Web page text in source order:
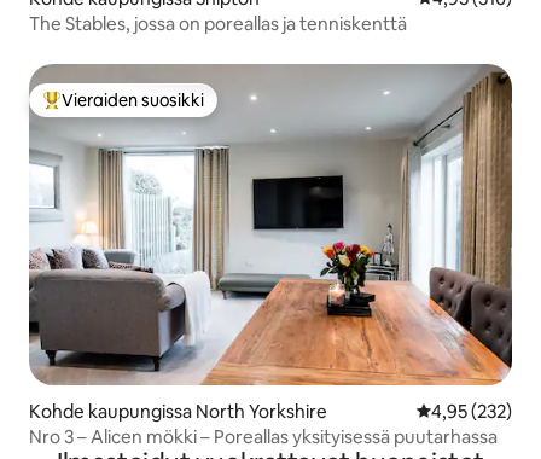
The Stables, jossa on poreallas ja tenniskenttä
Vieraiden suosikkien parhaimmistoa
Vieraiden suosikki
Kohde kaupungissa North Yorkshire
4,95 (232)
Nro 3 – Alicen mökki – Poreallas yksityisessä puutarhassa